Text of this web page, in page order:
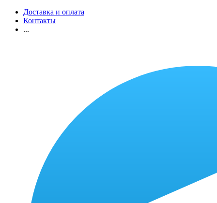
Доставка и оплата
Контакты
...